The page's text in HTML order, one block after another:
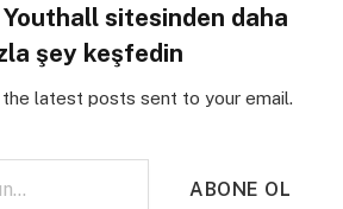
sitesinden daha
şey keşfedin
latest posts sent to your email.
ABONE OL